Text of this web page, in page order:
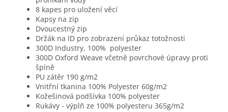
8 kapes pro uložení věcí
Kapsy na zip
Dvoucestný zip
Držák na ID pro zobrazení průkaz totožnosti
300D Industry, 100% polyester
300D Oxford Weave včetně povrchové úpravy proti
špíně
PU zátěr 190 g/m2
Vnitřní tkanina 100% Polyester 60g/m2
Kožešinová podšívka 100% polyester
Rukávy - výplň ze 100% polyesteru 365g/m2